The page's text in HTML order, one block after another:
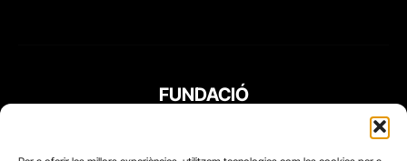
FUNDACIÓ